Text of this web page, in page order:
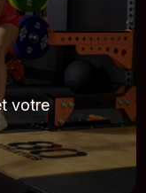
votre